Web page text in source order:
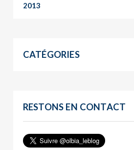
2013
CATÉGORIES
RESTONS EN CONTACT